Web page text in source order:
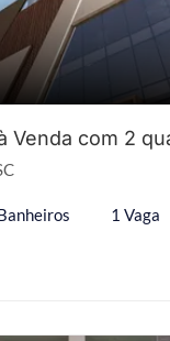
Venda com 2
1 Vaga